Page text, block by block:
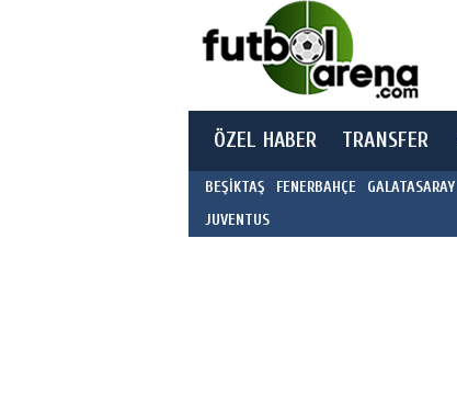
ÖZEL HABER TRANSFER
BEŞİKTAŞ FENERBAHÇE GALATASARAY
JUVENTUS